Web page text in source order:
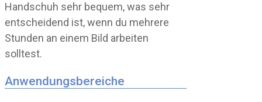
Handschuh sehr bequem, was sehr
entscheidend ist, wenn du mehrere
Stunden an einem Bild arbeiten
solltest.
Anwendungsbereiche